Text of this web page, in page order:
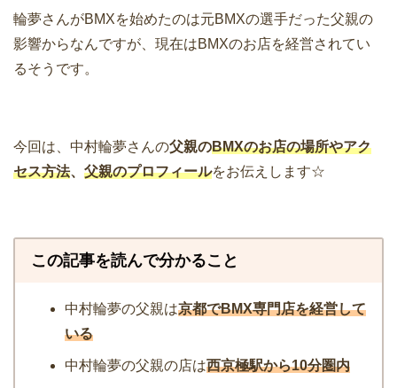
輪夢さんがBMXを始めたのは元BMXの選手だった父親の
影響からなんですが、現在はBMXのお店を経営されてい
るそうです。
今回は、中村輪夢さんの父親のBMXのお店の場所やアク
セス方法、 父親のプロフィールをお伝えします☆
この記事を読んで分かること
中村輪夢の父親は京都でBMX専門店を経営して
いる
中村輪夢の父親の店は西京極駅から10分圏内